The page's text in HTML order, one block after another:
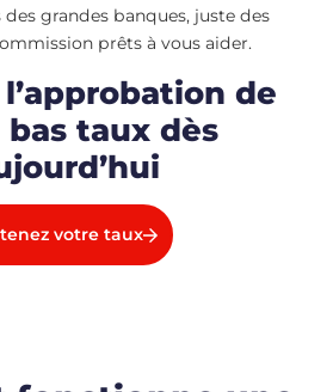
grandes banques, juste des
prêts à vous aider.
de
taux dès
votre taux